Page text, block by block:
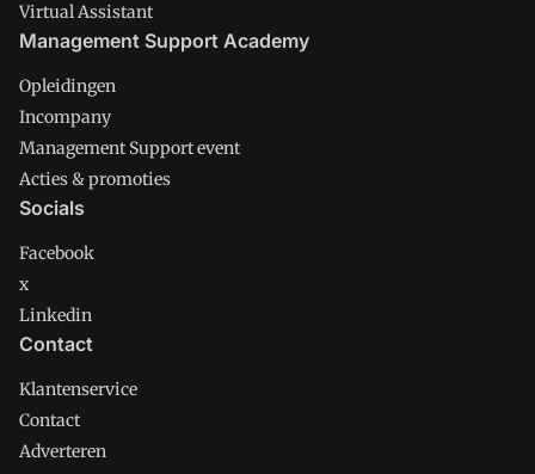
Virtual Assistant
Management Support Academy
Opleidingen
Incompany
Management Support event
Acties & promoties
Socials
Facebook
x
Linkedin
Contact
Klantenservice
Contact
Adverteren